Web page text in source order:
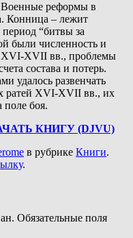
реформы в
Конница – лежит
“битвы за
были численность и
XVI-XVII вв., проблемы
состава и потерь.
удалось развенчать
ратей XVI-XVII вв., их
поле боя.
КНИГУ (DJVU)
в рубрике Книги.
.
Обязательные поля